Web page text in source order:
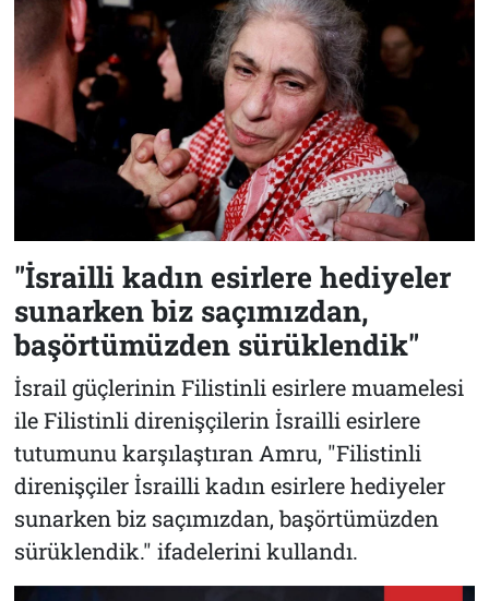
"İsrailli kadın esirlere hediyeler
sunarken biz saçımızdan,
başörtümüzden sürüklendik"
İsrail güçlerinin Filistinli esirlere muamelesi
ile Filistinli direnişçilerin İsrailli esirlere
tutumunu karşılaştıran Amru, "Filistinli
direnişçiler İsrailli kadın esirlere hediyeler
sunarken biz saçımızdan, başörtümüzden
sürüklendik." ifadelerini kullandı.